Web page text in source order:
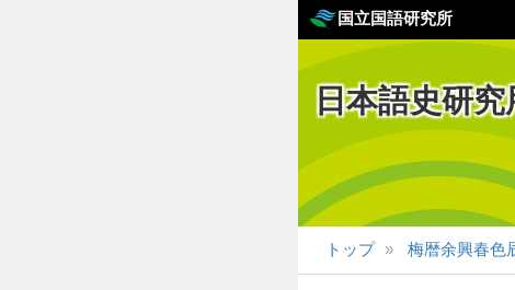
国立国語研究所
日本語史研
トップ 梅暦余興春色